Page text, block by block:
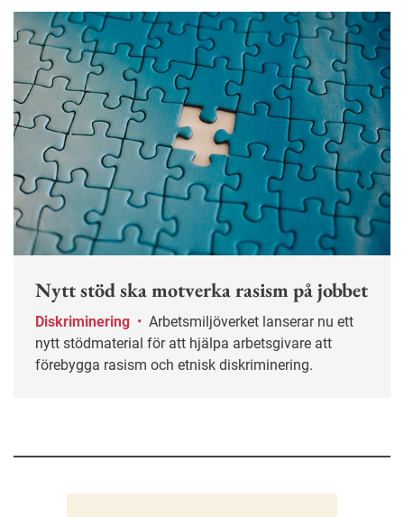
Nytt stöd ska motverka rasism på jobbet
Diskriminering •
nytt stödmaterial för att hjälpa arbetsgivare att
förebygga rasism och etnisk diskriminering.